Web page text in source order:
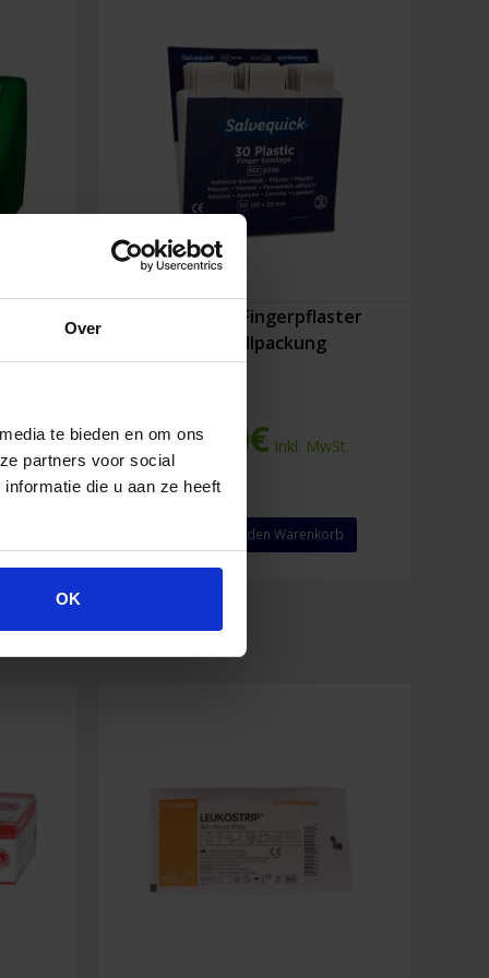
Over
te bieden en om ons
partners voor social
die u aan ze heeft
OK
Salvequick Fingerpflaster
Nachfüllpackung
54,00€ Inkl. MwSt.
Fingerpflaster
Nachfüllpackung
In den Warenkorb